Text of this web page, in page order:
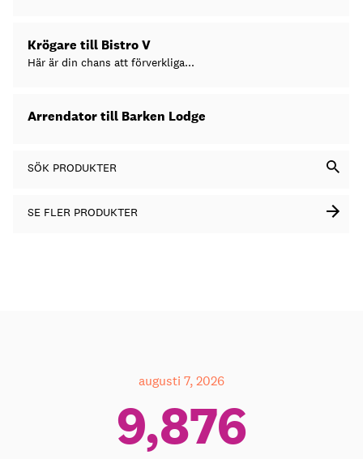
Krögare till Bistro V
Här är din chans att förverkliga...
Arrendator till Barken Lodge
SÖK PRODUKTER
SE FLER PRODUKTER
augusti 7, 2026
9,934